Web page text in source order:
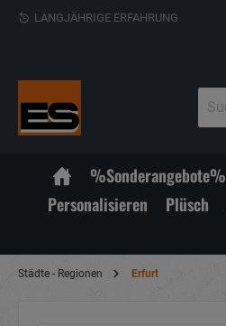
LANGJÄHRIGE ERFAHRUNG
%Sonderangebote%
Personalisieren
Plüsch
Städte - Regionen Erfurt